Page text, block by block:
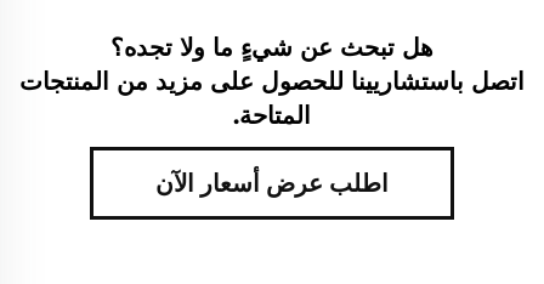
هل تبحث عن شيءٍ ما ولا تجده؟
اتصل باستشاريينا للحصول على مزيد من المنتجات
المتاحة.
اطلب عرض أسعار الآن